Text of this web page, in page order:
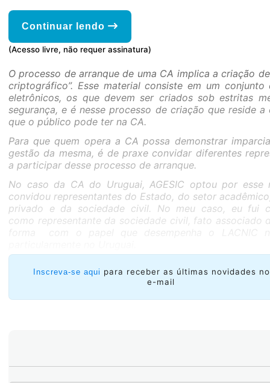
Continuar lendo
(Acesso livre, não requer assinatura)
O processo de arranque de uma CA implica a criação
criptográfico”. Esse material consiste em um conjunto
eletrônicos, os que devem ser criados sob estritas
segurança, e é nesse processo de criação que reside a
que o público pode ter na CA.
Para que quem opera a CA possa demonstrar
gestão da mesma, é de praxe convidar diferentes
a participar desse processo de arranque.
No caso da CA do Uruguai, AGESIC optou por esse
convidou representantes do Estado, do setor
privado e da sociedade civil. No meu caso, eu fui
como representante da sociedade civil, fato associado
Inscreva-se aqui para receber as últimas novidades
e-mail